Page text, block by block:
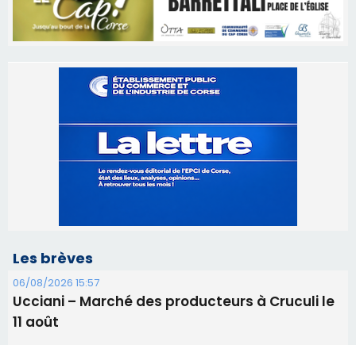
Les brèves
06/08/2026 15:57
Ucciani – Marché des producteurs à Cruculi le
11 août